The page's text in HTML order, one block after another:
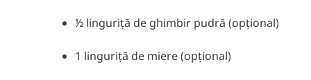
½ linguriță de ghimbir pudră (opțional)
1 linguriță de miere (opțional)